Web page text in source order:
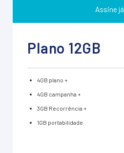
Assine já
Plano 12GB
4GB plano +
4GB campanha +
3GB Recorrência +
1GB portabilidade